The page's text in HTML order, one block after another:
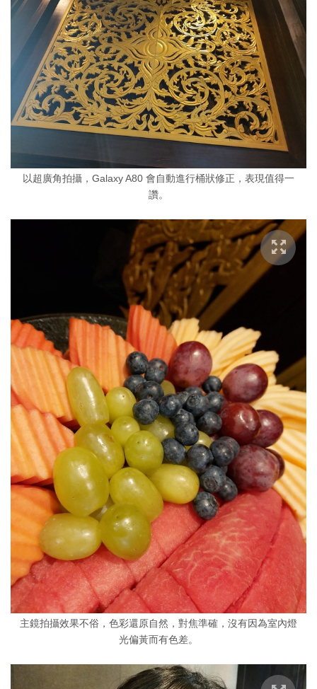
以超廣角拍攝，Galaxy A80 會自動進行桶狀修正，表現值得一
讚。
主鏡拍攝效果不俗，色彩還原自然，對焦準確，沒有因為室內燈
光偏黃而有色差。